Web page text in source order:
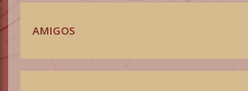
AMIGOS